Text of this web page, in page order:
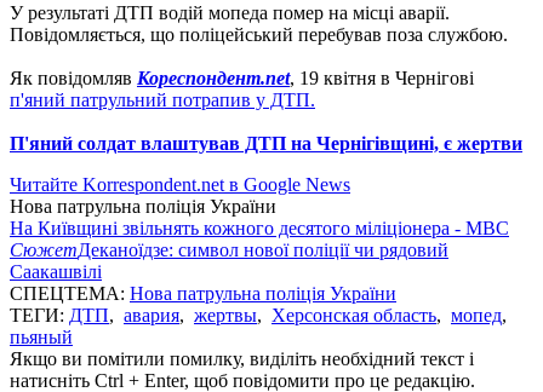
У результаті ДТП водій мопеда помер на місці аварії.
Повідомляється, що поліцейський перебував поза службою.
Як повідомляв Кореспондент.net, 19 квітня в Чернігові
п'яний патрульний потрапив у ДТП.
П'яний солдат влаштував ДТП на Чернігівщині, є жертви
Читайте Korrespondent.net в Google News
Нова патрульна поліція України
На Київщині звільнять кожного десятого міліціонера - МВС
СюжетДеканоїдзе: cимвол нової поліції чи рядовий
Саакашвілі
СПЕЦТЕМА: Нова патрульна поліція України
ТЕГИ: ДТП, авария, жертвы, Херсонская область, мопед,
пьяный
Якщо ви помітили помилку, виділіть необхідний текст і
натисніть Ctrl + Enter, щоб повідомити про це редакцію.